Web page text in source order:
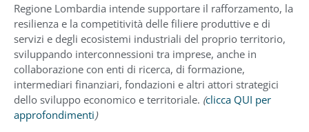
Regione Lombardia intende supportare il rafforzamento, la
resilienza e la competitività delle filiere produttive e di
servizi e degli ecosistemi industriali del proprio territorio,
sviluppando interconnessioni tra imprese, anche in
collaborazione con enti di ricerca, di formazione,
intermediari finanziari, fondazioni e altri attori strategici
dello sviluppo economico e territoriale. (clicca QUI per
approfondimenti)